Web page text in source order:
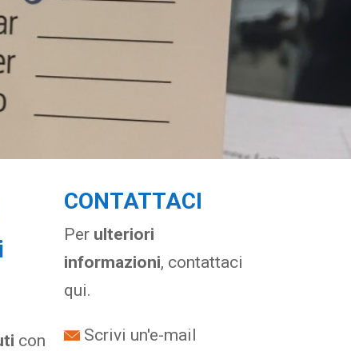
con
CONTATTACI
Per ulteriori
informazioni, contattaci
qui.
Scrivi un'e-mail